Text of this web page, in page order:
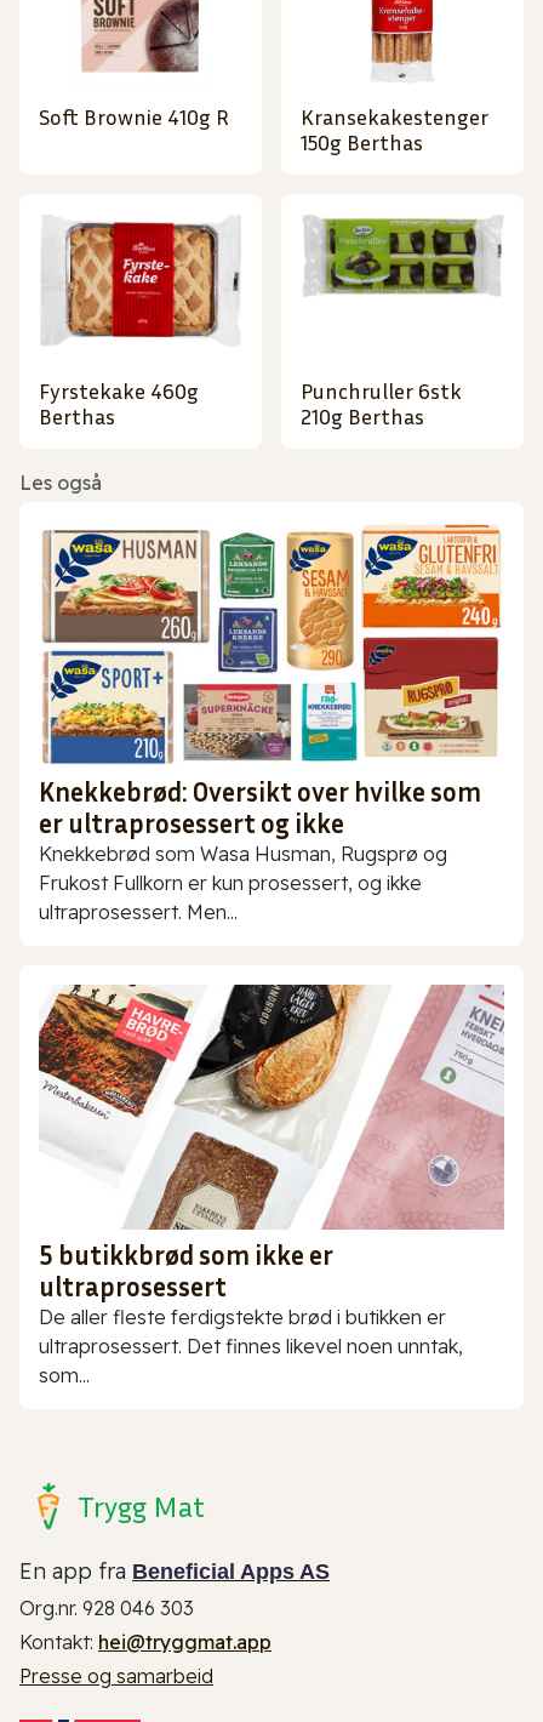
Soft Brownie 410g R
Kransekakestenger
150g Berthas
Fyrstekake 460g
Berthas
Punchruller 6stk
210g Berthas
Les også
Knekkebrød: Oversikt over hvilke som
er ultraprosessert og ikke
Knekkebrød som Wasa Husman, Rugsprø og
Frukost Fullkorn er kun prosessert, og ikke
ultraprosessert. Men...
5 butikkbrød som ikke er
ultraprosessert
De aller fleste ferdigstekte brød i butikken er
ultraprosessert. Det finnes likevel noen unntak,
som...
Trygg Mat
En app fra Beneficial Apps AS
Org.nr. 928 046 303
Kontakt: hei@tryggmat.app
Presse og samarbeid